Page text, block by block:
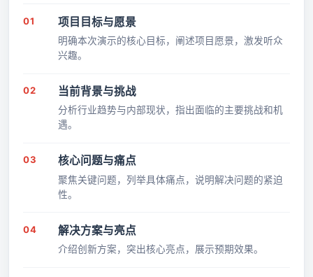
01 项目目标与愿景
明确本次演示的核心目标，阐述项目愿景，激发听众
兴趣。
02 当前背景与挑战
分析行业趋势与内部现状，指出面临的主要挑战和机
遇。
03 核心问题与痛点
聚焦关键问题，列举具体痛点，说明解决问题的紧迫
性。
04 解决方案与亮点
介绍创新方案，突出核心亮点，展示预期效果。